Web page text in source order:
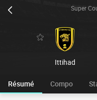
Super
Ittihad
Résumé Compo